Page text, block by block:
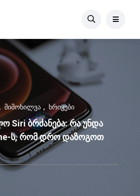
მიმოხილვა ხრიკები
Siri ბრძანება: რა უნდა
ს, რომ დრო დაზოგოთ